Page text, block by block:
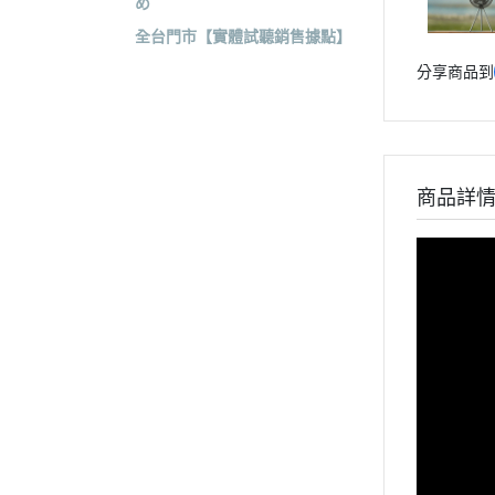
全台門市【實體試聽銷售據點】
分享商品到
商品詳情